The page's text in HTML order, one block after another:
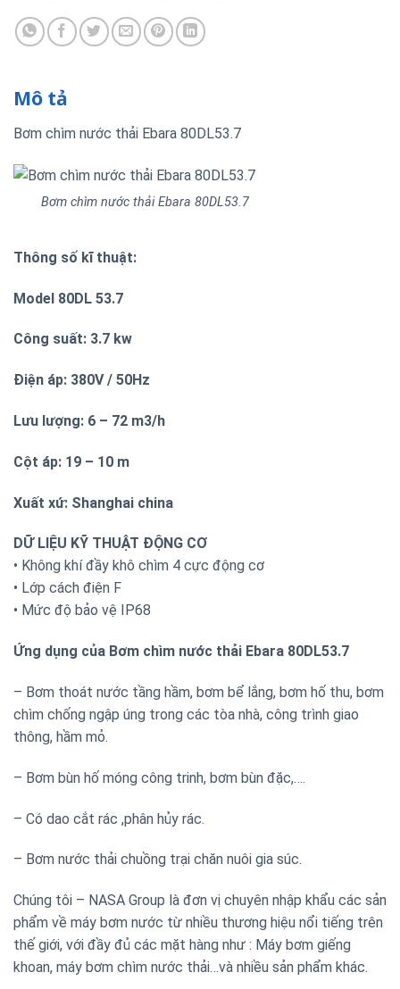
Mô tả
Bơm chìm nước thải Ebara 80DL53.7
Bơm chìm nước thải Ebara 80DL53.7
Thông số kĩ thuật:
Model 80DL 53.7
Công suất: 3.7 kw
Điện áp: 380V / 50Hz
Lưu lượng: 6 – 72 m3/h
Cột áp: 19 – 10 m
Xuất xứ: Shanghai china
DỮ LIỆU KỸ THUẬT ĐỘNG CƠ
• Không khí đầy khô chìm 4 cực động cơ
• Lớp cách điện F
• Mức độ bảo vệ IP68
Ứng dụng của Bơm chìm nước thải Ebara 80DL53.7
– Bơm thoát nước tầng hầm, bơm bể lắng, bơm hố thu, bơm
chìm chống ngập úng trong các tòa nhà, công trình giao
thông, hầm mỏ.
– Bơm bùn hố móng công trinh, bơm bùn đặc,….
– Có dao cắt rác ,phân hủy rác.
– Bơm nước thải chuồng trại chăn nuôi gia súc.
Chúng tôi – NASA Group là đơn vị chuyên nhập khẩu các sản
phẩm về máy bơm nước từ nhiều thương hiệu nổi tiếng trên
thế giới, với đầy đủ các mặt hàng như : Máy bơm giếng
khoan, máy bơm chìm nước thải…và nhiều sản phẩm khác.